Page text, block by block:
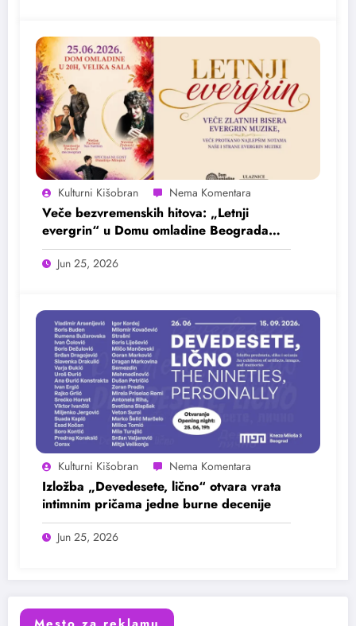
Kulturni Kišobran
Veče bezvremenskih hitova: „Letnji
evergrin“ u Domu omladine Beograda
25. juna
Jun 25, 2026
Kulturni Kišobran
Izložba „Devedesete, lično“ otvara vrata
intimnim pričama jedne burne decenije
Jun 25, 2026